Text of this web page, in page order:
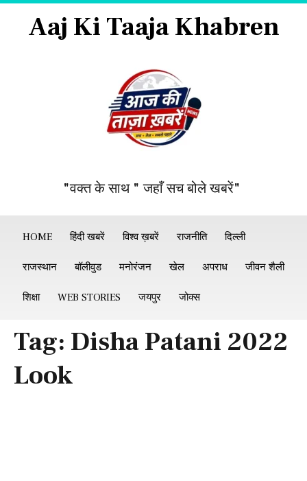
Aaj Ki Taaja Khabren
"वक्त के साथ " जहाँ सच बोले खबरें"
HOME हिंदी खबरें विश्व ख़बरें राजनीति दिल्ली
राजस्थान बॉलीवुड मनोरंजन खेल अपराध जीवन शैली
शिक्षा WEB STORIES जयपुर जोक्स
Tag: Disha Patani 2022
Look